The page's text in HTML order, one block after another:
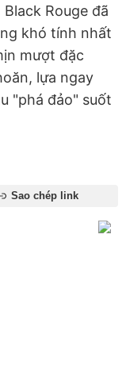
Rouge đã
khó tính nhất
mượt đặc
lựa ngay
"phá đảo" suốt
Sao chép link